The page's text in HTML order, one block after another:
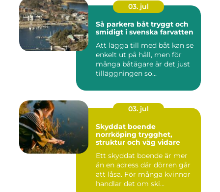
03. jul
Så parkera båt tryggt och
smidigt i svenska farvatten
Att lägga till med båt kan se
enkelt ut på håll, men för
många båtägare är det just
tilläggningen so...
03. jul
Skyddat boende
norrköping trygghet,
struktur och väg vidare
Ett skyddat boende är mer
än en adress där dörren går
att låsa. För många kvinnor
handlar det om ski...